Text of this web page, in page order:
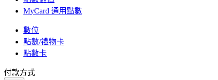
MyCard 通用點數
數位
點數/禮物卡
點數卡
付款方式